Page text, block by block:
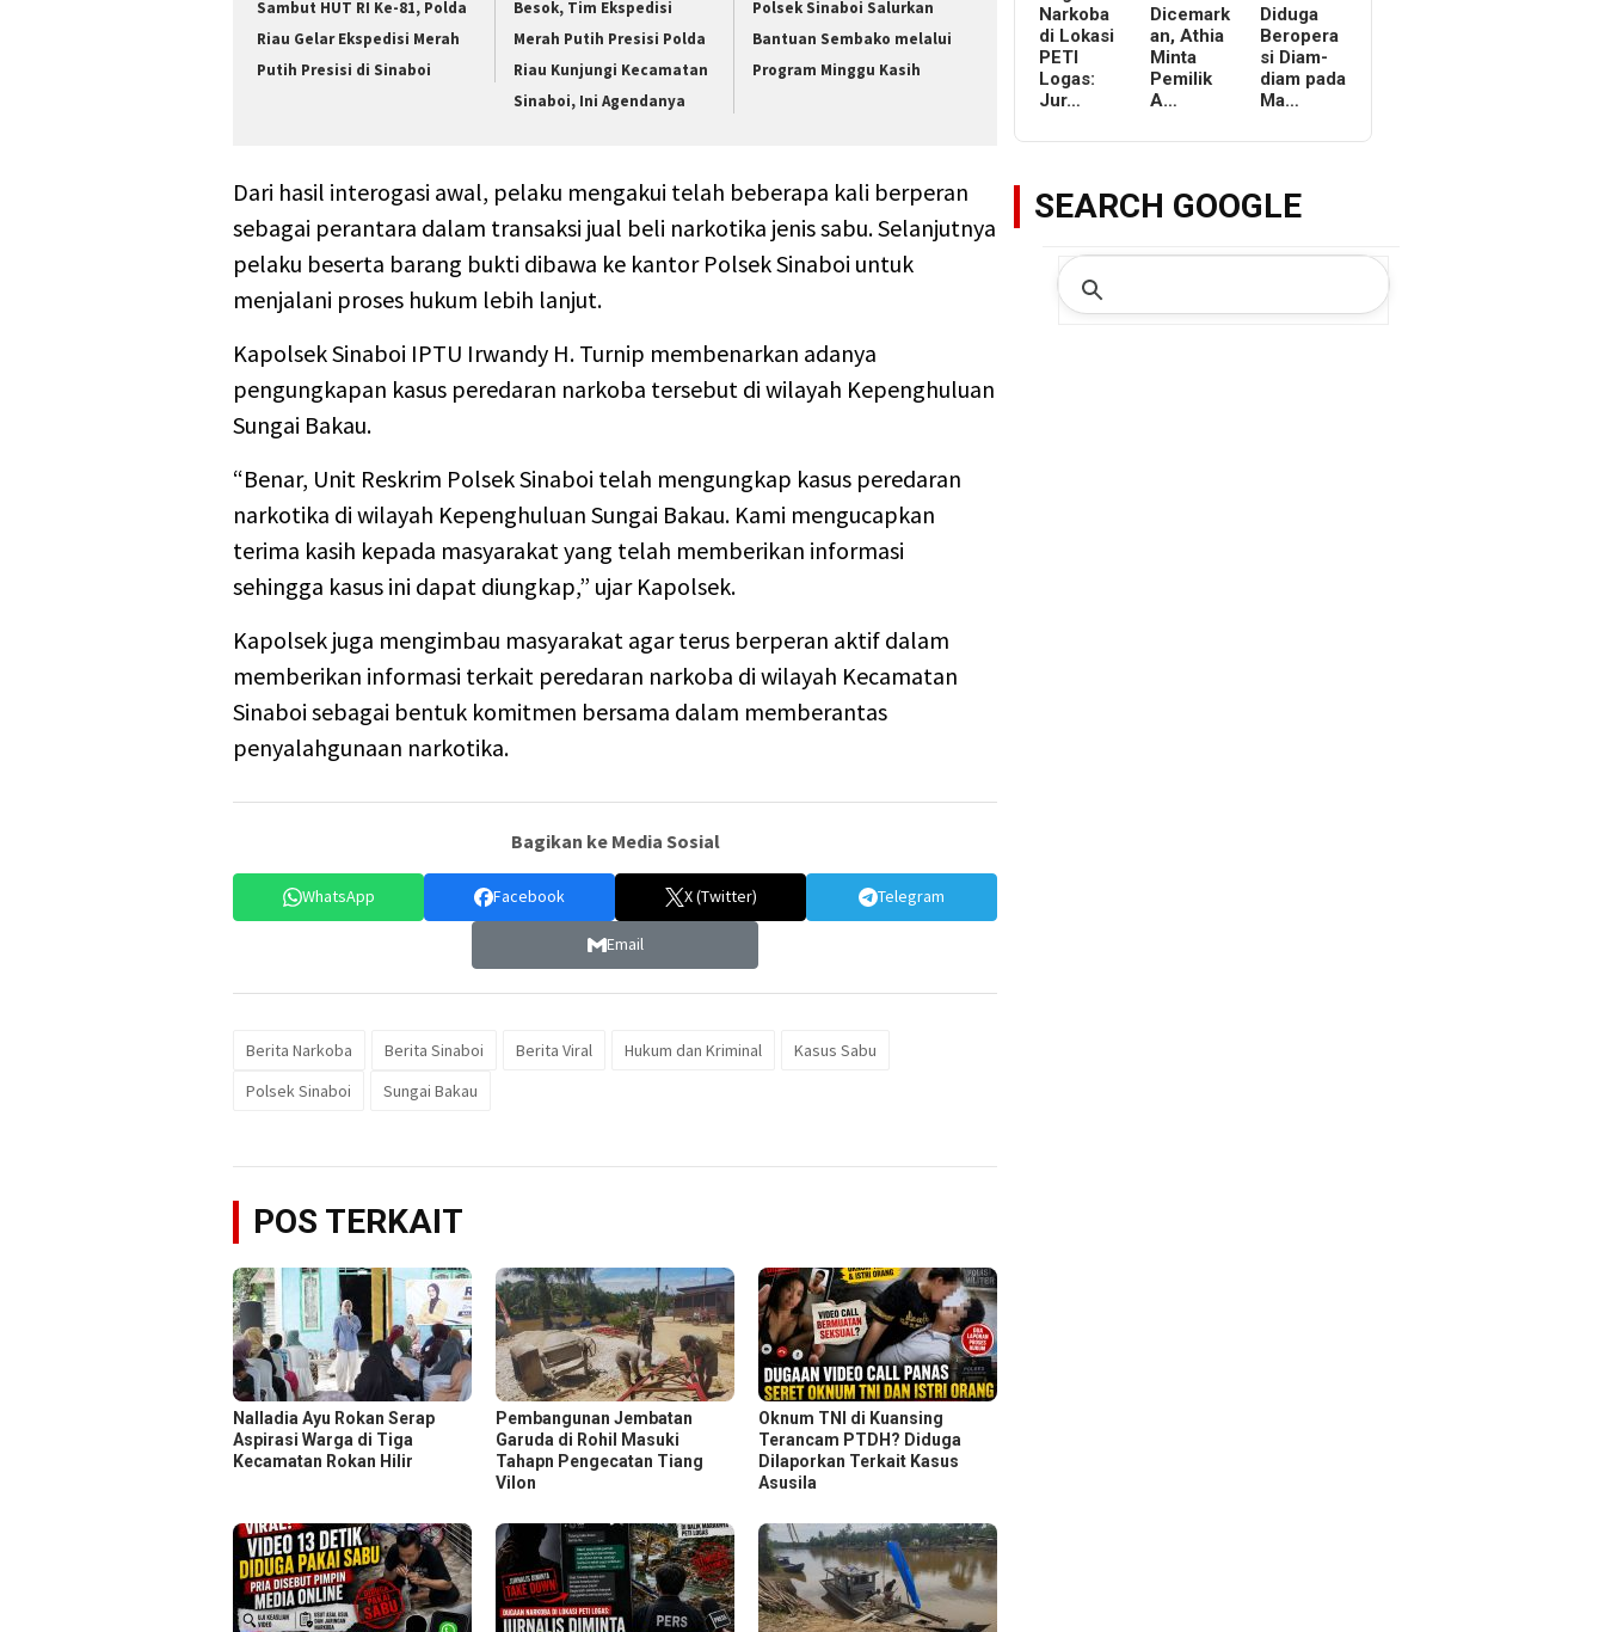
Sambut HUT RI Ke-81, Polda
Riau Gelar Ekspedisi Merah
Putih Presisi di Sinaboi
Besok, Tim Ekspedisi
Merah Putih Presisi Polda
Riau Kunjungi Kecamatan
Sinaboi, Ini Agendanya
Polsek Sinaboi Salurkan
Bantuan Sembako melalui
Program Minggu Kasih
Dari hasil interogasi awal, pelaku mengakui telah beberapa kali berperan
sebagai perantara dalam transaksi jual beli narkotika jenis sabu. Selanjutnya
pelaku beserta barang bukti dibawa ke kantor Polsek Sinaboi untuk
menjalani proses hukum lebih lanjut.
Kapolsek Sinaboi IPTU Irwandy H. Turnip membenarkan adanya
pengungkapan kasus peredaran narkoba tersebut di wilayah Kepenghuluan
Sungai Bakau.
“Benar, Unit Reskrim Polsek Sinaboi telah mengungkap kasus peredaran
narkotika di wilayah Kepenghuluan Sungai Bakau. Kami mengucapkan
terima kasih kepada masyarakat yang telah memberikan informasi
sehingga kasus ini dapat diungkap,” ujar Kapolsek.
Kapolsek juga mengimbau masyarakat agar terus berperan aktif dalam
memberikan informasi terkait peredaran narkoba di wilayah Kecamatan
Sinaboi sebagai bentuk komitmen bersama dalam memberantas
penyalahgunaan narkotika.
Bagikan ke Media Sosial
WhatsApp Facebook X (Twitter) Telegram
Email
Berita Narkoba Berita Sinaboi Berita Viral Hukum dan Kriminal
Kasus Sabu
Polsek Sinaboi
Sungai Bakau
POS TERKAIT
Nalladia Ayu Rokan Serap
Aspirasi Warga di Tiga
Kecamatan Rokan Hilir
Pembangunan Jembatan
Garuda di Rohil Masuki
Tahapn Pengecatan Tiang
Vilon
Oknum TNI di Kuansing
Terancam PTDH? Diduga
Dilaporkan Terkait Kasus
Asusila
Narkoba
di Lokasi
PETI
Logas:
Jur…
Dicemark
an, Athia
Minta
Pemilik
A…
Diduga
Beropera
si Diam-
diam pada
Ma…
SEARCH GOOGLE